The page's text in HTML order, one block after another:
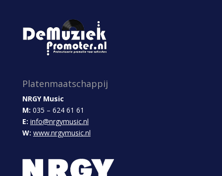
Platenmaatschappij
NRGY Music
M: 035 – 624 61 61
E: info@nrgymusic.nl
W: www.nrgymusic.nl